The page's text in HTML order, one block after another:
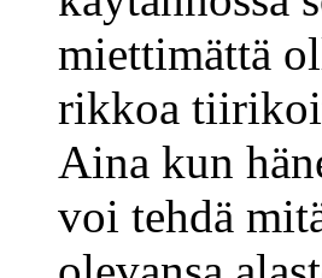
miettimättä
rikkoa
Aina kun
voi tehdä